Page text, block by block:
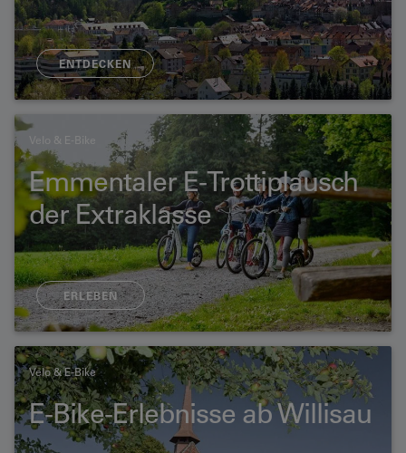
ENTDECKEN
Velo & E-Bike
Emmentaler E-Trottiplausch
der Extraklasse
ERLEBEN
Velo & E-Bike
E-Bike-Erlebnisse ab Willisau